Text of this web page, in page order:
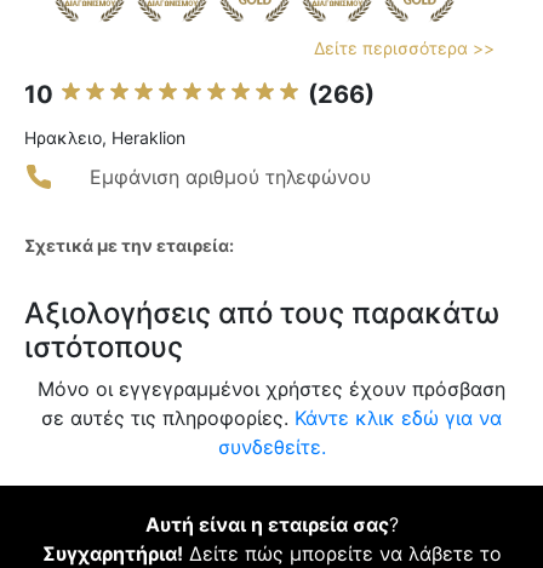
Δείτε περισσότερα >>
10 (266)
Ηρακλειο, Heraklion
Εμφάνιση αριθμού τηλεφώνου
Σχετικά με την εταιρεία:
Αξιολογήσεις από τους παρακάτω
ιστότοπους
Μόνο οι εγγεγραμμένοι χρήστες έχουν πρόσβαση
σε αυτές τις πληροφορίες. Κάντε κλικ εδώ για να
συνδεθείτε.
Αυτή είναι η εταιρεία σας?
Συγχαρητήρια! Δείτε πώς μπορείτε να λάβετε το